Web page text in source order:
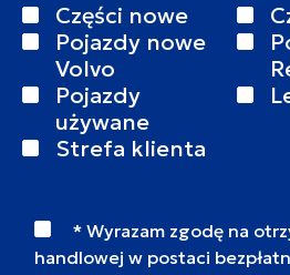
Części nowe
Pojazdy nowe
Volvo
Pojazdy
używane
Strefa klienta
* Wyrazam zgodę na
handlowej w postaci